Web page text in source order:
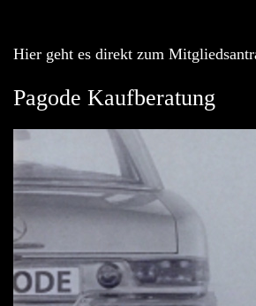
Hier geht es direkt zum
Pagode Kaufberatung